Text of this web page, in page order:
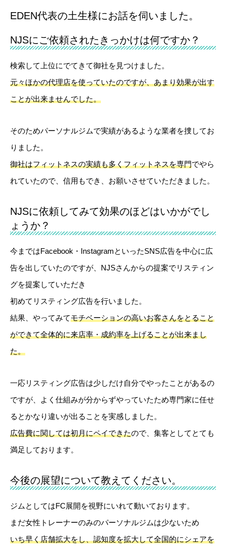
EDEN代表の土生様にお話を伺いました。
NJSにご依頼されたきっかけは何ですか？
検索して上位にでてきて御社を見つけました。
元々ほかの代理店を使っていたのですが、あまり効果が出す
ことが出来ませんでした。
そのためパーソナルジムで実績があるような業者を捜してお
りました。
御社はフィットネスの実績も多くフィットネスを専門でやら
れていたので、信用もでき、お願いさせていただきました。
NJSに依頼してみて効果のほどはいかがでし
ょうか？
今まではFacebook・InstagramといったSNS広告を中心に広
告を出していたのですが、NJSさんからの提案でリスティン
グを提案していただき
初めてリスティング広告を行いました。
結果、やってみてモチベーションの高いお客さんをとること
ができて全体的に来店率・成約率を上げることが出来まし
た。
一応リスティング広告は少しだけ自分でやったことがあるの
ですが、よく仕組みが分からずやっていたため専門家に任せ
るとかなり違いが出ることを実感しました。
広告費に関しては初月にペイできたので、集客としてとても
満足しております。
今後の展望について教えてください。
ジムとしてはFC展開を視野にいれて動いております。
まだ女性トレーナーのみのパーソナルジムは少ないため
いち早く店舗拡大をし、認知度を拡大して全国的にシェアを